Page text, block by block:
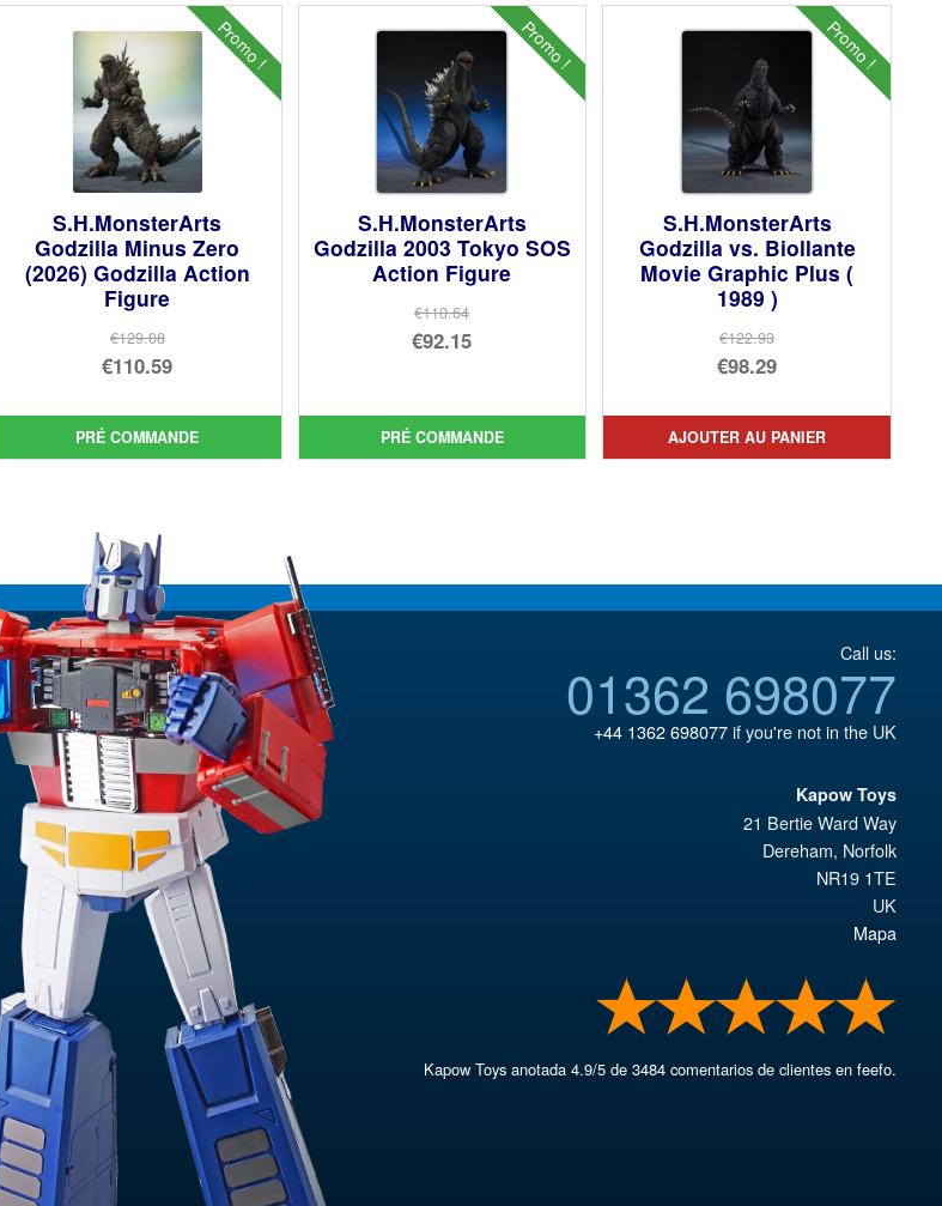
Promo !
S.H.MonsterArts
Godzilla Minus Zero
(2026) Godzilla Action
Figure
€129.08
Le
initial
était :
€110.59
prix
actuel
PRÉ COMMANDE
Promo !
S.H.MonsterArts
Godzilla 2003 Tokyo SOS
Action Figure
€110.64
Le
était :
€110.64.
€92.15
actuel
est :
PRÉ COMMANDE
Promo !
S.H.MonsterArts
Godzilla vs. Biollante
Movie Graphic Plus (
1989 )
€122.93
Le
initial
était :
€98.29
prix
actuel
AJOUTER AU PANIER
Call us:
01362 698077
+44 1362 698077if you're not in the UK
Kapow Toys
21 Bertie Ward Way
Dereham, Norfolk
NR19 1TE
UK
Mapa
Kapow Toys anotada4.9/5 de3484 comentarios de clientes en feefo.